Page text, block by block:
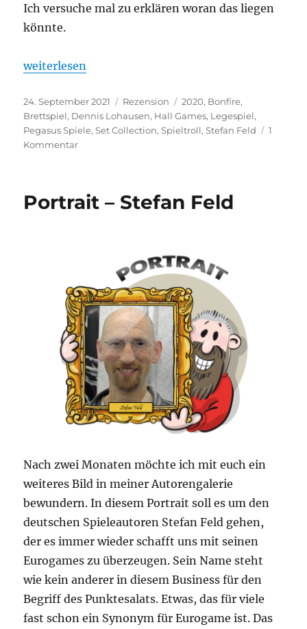
Ich versuche mal zu erklären woran das liegen
könnte.
„Bonfire“
weiterlesen
Veröffentlicht
am
24. September 2021 Kategorien
Rezension Schlagwörter
2020, Bonfire,
Brettspiel, Dennis Lohausen, Hall Games, Legespiel,
Pegasus Spiele,Set Collection,Spieltroll,Stefan Feld
1
Kommentarzu
Portrait – Stefan Feld
Nach zwei Monaten möchte ich mit euch ein
weiteres Bild in meiner Autorengalerie
bewundern. In diesem Portrait soll es um den
deutschen Spieleautoren Stefan Feld gehen,
der es immer wieder schafft uns mit seinen
Eurogames zu überzeugen. Sein Name steht
wie kein anderer in diesem Business für den
Begriff des Punktesalats. Etwas, das für viele
fast schon ein Synonym für Eurogame ist. Das